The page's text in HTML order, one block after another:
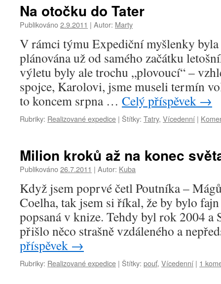
Na otočku do Tater
Publikováno2.9.2011 | Autor: Marty
V rámci týmu Expediční myšlenky
plánována už od samého začátku
výletu byly ale trochu „plovoucí“ –
spojce, Karolovi, jsme museli termín
to koncem srpna … Celý příspěvek →
Rubriky: Realizované expedice | Štítky: Tatry, Vícedenní |
Milion kroků až na konec
Publikováno26.7.2011 | Autor: Kuba
Když jsem poprvé četl Poutníka –
Coelha, tak jsem si říkal, že by bylo
popsaná v knize. Tehdy byl rok 2004 a
přišlo něco strašně vzdáleného a
příspěvek →
Rubriky: Realizované expedice | Štítky: pouť, Vícedenní | 1